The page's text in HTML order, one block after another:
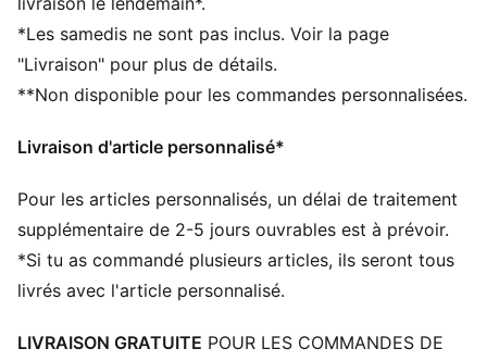
inférieure est fabriquée à partir d’au moins 10 % de
matériaux recyclés
DÉTAILS
Bout : Arrondi
Talon : Talon plat
Semelle intermédiaire superposée
*Les samedis ne sont pas inclus. Voir la page
"Livraison" pour plus de détails.
**Non disponible pour les commandes personnalisées.
Livraison d'article personnalisé*
Pour les articles personnalisés, un délai de traitement
supplémentaire de 2-5 jours ouvrables est à prévoir.
*Si tu as commandé plusieurs articles, ils seront tous
livrés avec l'article personnalisé.
LIVRAISON GRATUITE POUR LES COMMANDES DE